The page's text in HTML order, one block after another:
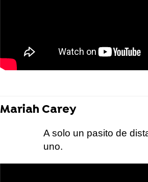
Mariah Carey
A solo un pasito de
uno.